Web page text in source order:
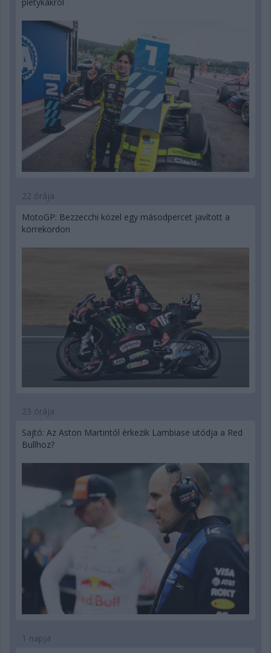
22 órája
MotoGP: Bezzecchi közel egy másodpercet javított a
körrekordon
23 órája
Sajtó: Az Aston Martintól érkezik Lambiase utódja a Red
Bullhoz?
1 napja